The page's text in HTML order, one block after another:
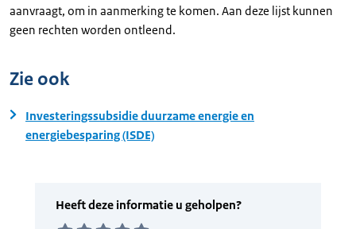
aanvraagt, om in aanmerking te komen. Aan deze lijst kunnen
geen rechten worden ontleend.
Zie ook
Investeringssubsidie duurzame energie en
energiebesparing (ISDE)